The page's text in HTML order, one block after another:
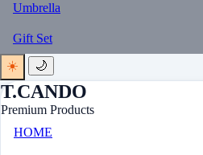
Umbrella
Gift Set
☀️
🌙
T.CANDO
Premium Products
HOME